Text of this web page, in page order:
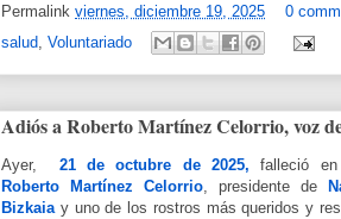
Permalink viernes, diciembre 19, 2025 0
salud Voluntariado
Adiós a Roberto Martínez Celorrio, voz
Ayer, 21 de octubre de 2025, falleció
Roberto Martínez Celorrio, presidente de
Bizkaiay uno de los rostros más queridos y